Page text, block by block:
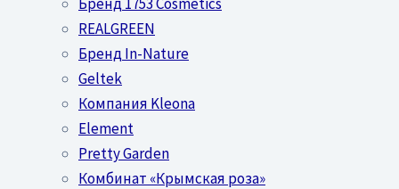
REALGREEN
Бренд In-Nature
Geltek
Компания Kleona
Element
Pretty Garden
Комбинат «Крымская роза»